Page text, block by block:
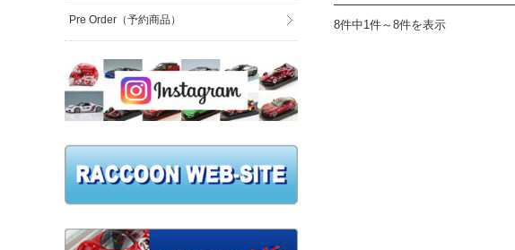
8件中1件～8件を表示
Pre Order（予約商品）